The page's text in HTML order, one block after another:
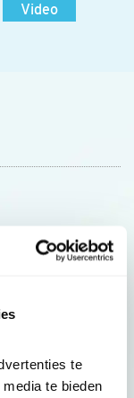
te
te bieden
Video
acties en tips